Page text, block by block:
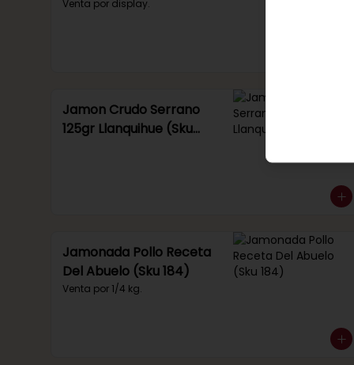
Venta por display.
Jamon Crudo Serrano
125gr Llanquihue (Sku
Jamonada Pollo Receta
Del Abuelo (Sku 184)
Venta por 1/4 kg.